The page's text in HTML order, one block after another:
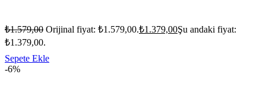
₺1.579,00 Orijinal fiyat: ₺1.579,00.₺1.379,00Şu andaki fiyat:
₺1.379,00.
Sepete Ekle
-6%